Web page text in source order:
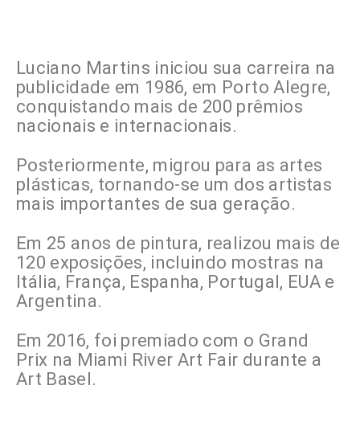
Luciano Martins iniciou sua carreira na
publicidade em 1986, em Porto Alegre,
conquistando mais de 200 prêmios
nacionais e internacionais.
Posteriormente, migrou para as artes
plásticas, tornando-se um dos artistas
mais importantes de sua geração.
Em 25 anos de pintura, realizou mais de
120 exposições, incluindo mostras na
Itália, França, Espanha, Portugal, EUA e
Argentina.
Em 2016, foi premiado com o Grand
Prix na Miami River Art Fair durante a
Art Basel.